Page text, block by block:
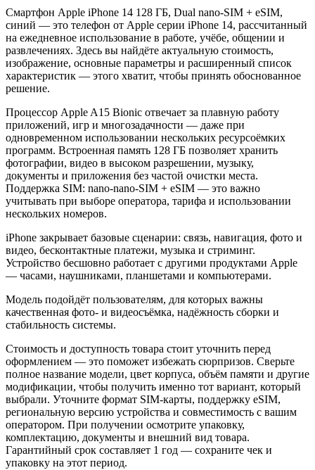
Смартфон Apple iPhone 14 128 ГБ, Dual nano-SIM + eSIM,
синий — это телефон от Apple серии iPhone 14, рассчитанный
на ежедневное использование в работе, учёбе, общении и
развлечениях. Здесь вы найдёте актуальную стоимость,
изображение, основные параметры и расширенный список
характеристик — этого хватит, чтобы принять обоснованное
решение.
Процессор Apple A15 Bionic отвечает за плавную работу
приложений, игр и многозадачности — даже при
одновременном использовании нескольких ресурсоёмких
программ. Встроенная память 128 ГБ позволяет хранить
фотографии, видео в высоком разрешении, музыку,
документы и приложения без частой очистки места.
Поддержка SIM: nano-nano-SIM + eSIM — это важно
учитывать при выборе оператора, тарифа и использовании
нескольких номеров.
iPhone закрывает базовые сценарии: связь, навигация, фото и
видео, бесконтактные платежи, музыка и стриминг.
Устройство бесшовно работает с другими продуктами Apple
— часами, наушниками, планшетами и компьютерами.
Модель подойдёт пользователям, для которых важны
качественная фото- и видеосъёмка, надёжность сборки и
стабильность системы.
Стоимость и доступность товара стоит уточнить перед
оформлением — это поможет избежать сюрпризов. Сверьте
полное название модели, цвет корпуса, объём памяти и другие
модификации, чтобы получить именно тот вариант, который
выбрали. Уточните формат SIM-карты, поддержку eSIM,
региональную версию устройства и совместимость с вашим
оператором. При получении осмотрите упаковку,
комплектацию, документы и внешний вид товара.
Гарантийный срок составляет 1 год — сохраните чек и
упаковку на этот период.